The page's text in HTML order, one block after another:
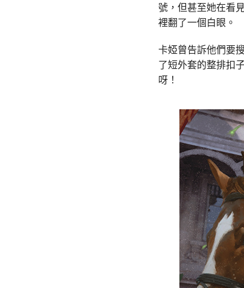
號，但甚至她在看
裡翻了一個白眼。
卡婭曾告訴他們要
了短外套的整排扣
呀！